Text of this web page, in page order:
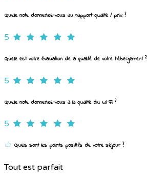
Quelle note donneriez-vous au rapport qualité / prix ?
5
Quelle est votre évaluation de la qualité de votre hébergement ?
5
Quelle note donneriez-vous à la qualité du Wi-Fi ?
5
Quels sont les points positifs de votre séjour ?
Tout est parfait